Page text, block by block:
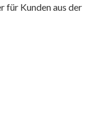
für Kunden aus der